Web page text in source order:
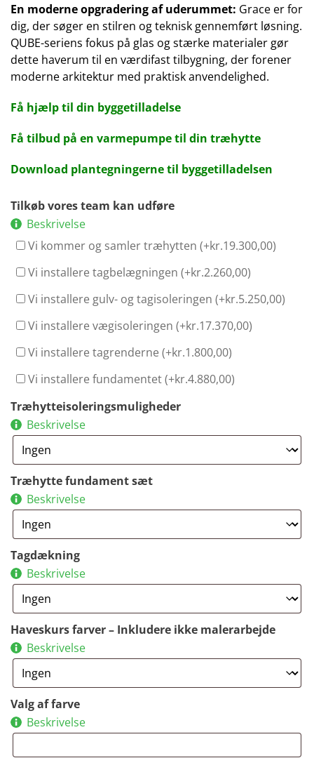
En moderne opgradering af uderummet: Grace er for
dig, der søger en stilren og teknisk gennemført løsning.
QUBE-seriens fokus på glas og stærke materialer gør
dette haverum til en værdifast tilbygning, der forener
moderne arkitektur med praktisk anvendelighed.
Få hjælp til din byggetilladelse
Få tilbud på en varmepumpe til din træhytte
Download plantegningerne til byggetilladelsen
Tilkøb vores team kan udføre
Beskrivelse
Vi kommer og samler træhytten (+kr.19.300,00)
Vi installere tagbelægningen (+kr.2.260,00)
Vi installere gulv- og tagisoleringen (+kr.5.250,00)
Vi installere vægisoleringen (+kr.17.370,00)
Vi installere tagrenderne (+kr.1.800,00)
Vi installere fundamentet (+kr.4.880,00)
Træhytteisoleringsmuligheder
Beskrivelse
Træhytte fundament sæt
Beskrivelse
Tagdækning
Beskrivelse
Haveskurs farver – Inkludere ikke malerarbejde
Beskrivelse
Valg af farve
Beskrivelse